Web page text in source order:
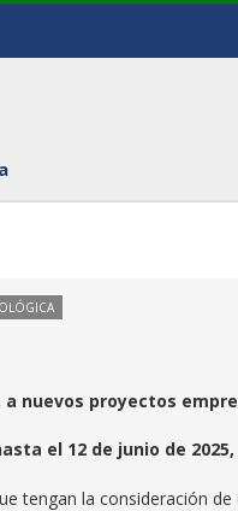
a nuevos proyectos
el 12 de junio de 2025,
tengan la consideración